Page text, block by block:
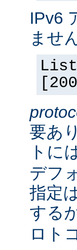
IPv6
ませ
要あ
トに
デフ
指定
する
ロト